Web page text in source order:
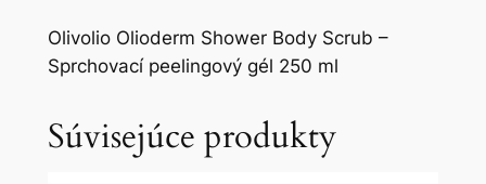
Olivolio Olioderm Shower Body Scrub –
Sprchovací peelingový gél 250 ml
Súvisejúce produkty